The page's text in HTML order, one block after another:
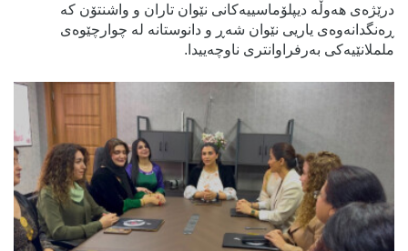
درێژەی هەوڵە دیپلۆماسییەکانی نێوان تاران و واشنتۆن کە
ڕەنگدانەوەی یاریی نێوان شەڕ و دانوستانە لە چوارچێوەی
ململانێیەکی بەرفراوانتری ناوچەییدا.